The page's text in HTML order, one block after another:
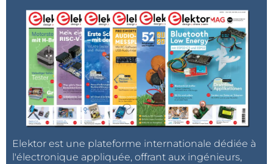
Elektor est une plateforme internationale dédiée à
l'électronique appliquée, offrant aux ingénieurs,